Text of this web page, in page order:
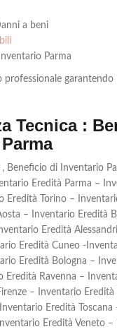
a beni
Parma
professionale garantendo
Tecnica :
Beneficio di Inventario
Eredità Parma –
Eredità Torino –
– Inventario Eredità
Eredità
Eredità Cuneo -
Eredità Bologna –
Eredità Ravenna –
– Inventario
Eredità
Eredità Veneto